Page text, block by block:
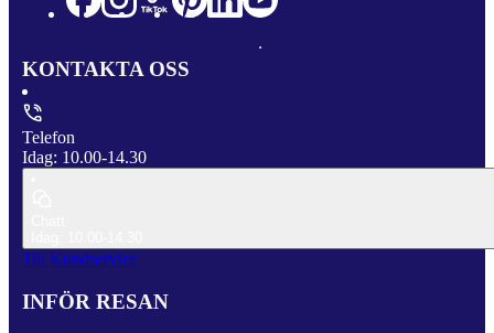
KONTAKTA OSS
Telefon
Idag: 10.00-14.30
Till Kundservice
INFÖR RESAN